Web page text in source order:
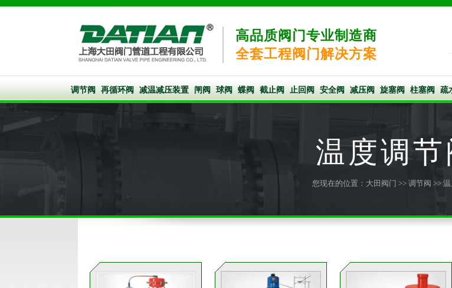
高品质阀门专业制造商
全套工程阀门解决方案
调节阀 再循环阀 减温减压装置 闸阀 球阀 蝶阀 截止阀 止回阀 安全阀 减压阀 旋塞阀 柱塞阀 疏
温度调节
您现在的位置： 大田阀门 >> 调节阀 >>